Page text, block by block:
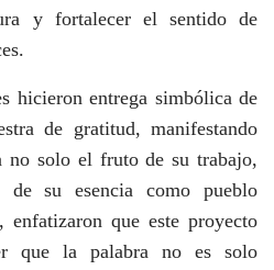
y fortalecer el sentido de
hicieron entrega simbólica de
de gratitud, manifestando
no solo el fruto de su trabajo,
su esencia como pueblo
enfatizaron que este proyecto
que la palabra no es solo